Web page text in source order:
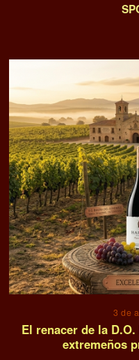
3 de
El renacer de la
extremeños